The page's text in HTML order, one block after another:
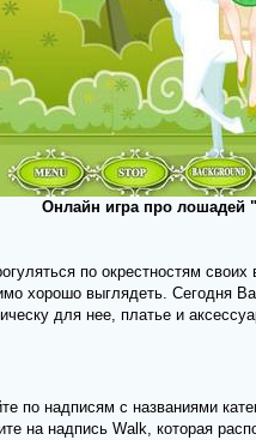
Онлайн игра про лошадей
по окрестностям
хорошо выглядеть. Сегодня
для нее, платье и
по надписям с названиями
на надпись Walk, которая